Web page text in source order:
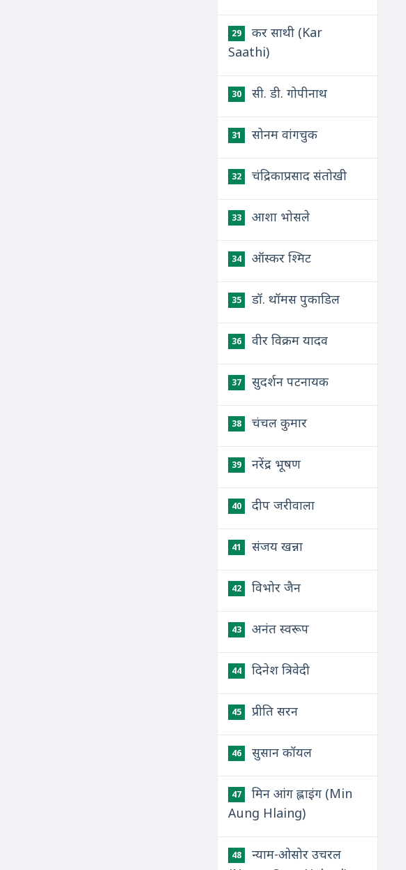
29
कर साथी (Kar
Saathi)
30 सी. डी. गोपीनाथ
31 सोनम वांगचुक
32 चंद्रिकाप्रसाद संतोखी
33 आशा भोसले
34 ऑस्कर श्मिट
35 डॉ. थॉमस पुकाडिल
36 वीर विक्रम यादव
37 सुदर्शन पटनायक
38 चंचल कुमार
39 नरेंद्र भूषण
40 दीप जरीवाला
41 संजय खन्ना
42 विभोर जैन
43 अनंत स्वरूप
44 दिनेश त्रिवेदी
45 प्रीति सरन
46 सुसान कॉयल
47
मिन आंग ह्लाइंग (Min
Aung Hlaing)
48
न्याम-ओसोर उचरल